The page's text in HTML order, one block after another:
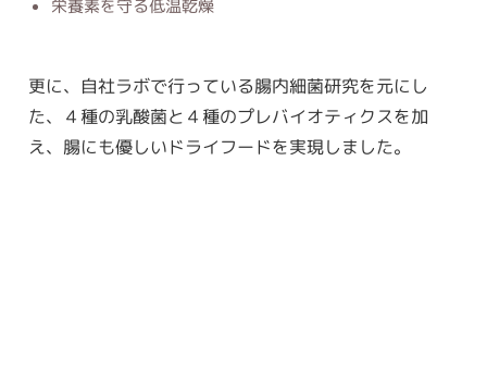
栄養素を守る低温乾燥
更に、自社ラボで行っている腸内細菌研究を元にし
た、４種の乳酸菌と４種のプレバイオティクスを加
え、腸にも優しいドライフードを実現しました。